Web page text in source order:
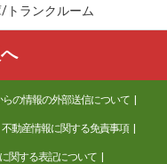
トランクルーム
の情報の外部送信について
不動産情報に関する免責事項
関する表記について